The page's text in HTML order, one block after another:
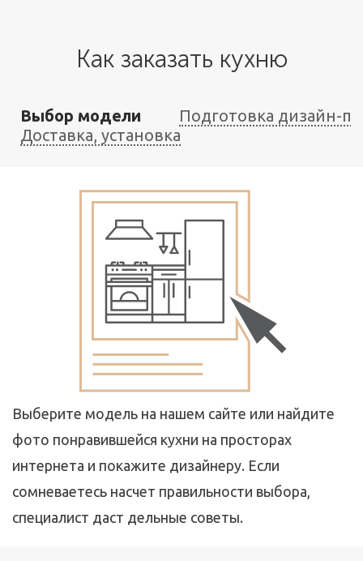
Как заказать кухню
Выбор модели
Подготовка дизайн-
Доставка, установка
Выберите модель на нашем сайте или найдите
фото понравившейся кухни на просторах
интернета и покажите дизайнеру. Если
сомневаетесь насчет правильности выбора,
специалист даст дельные советы.